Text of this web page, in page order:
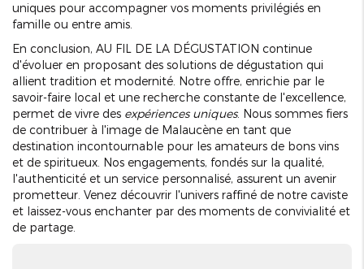
uniques pour accompagner vos moments privilégiés en
famille ou entre amis.
En conclusion, AU FIL DE LA DÉGUSTATION continue
d'évoluer en proposant des solutions de dégustation qui
allient tradition et modernité. Notre offre, enrichie par le
savoir-faire local et une recherche constante de l'excellence,
permet de vivre des expériences uniques. Nous sommes fiers
de contribuer à l'image de Malaucène en tant que
destination incontournable pour les amateurs de bons vins
et de spiritueux. Nos engagements, fondés sur la qualité,
l'authenticité et un service personnalisé, assurent un avenir
prometteur. Venez découvrir l'univers raffiné de notre caviste
et laissez-vous enchanter par des moments de convivialité et
de partage.